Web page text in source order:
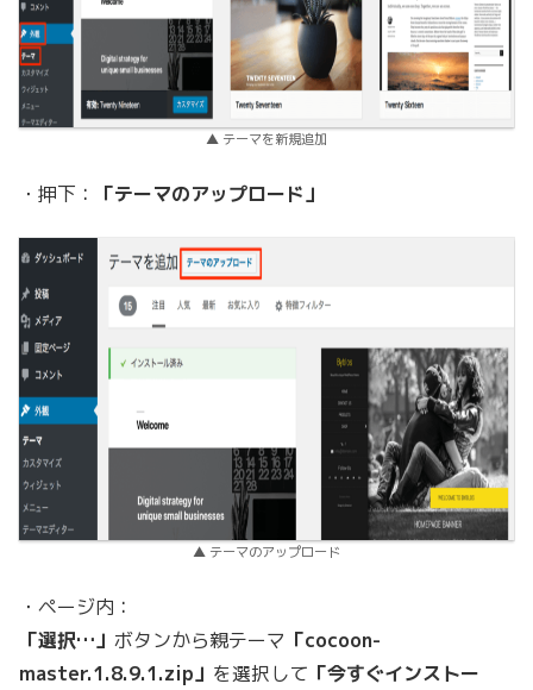
▲ テーマを新規追加
・押下： 「テーマのアップロード」
▲ テーマのアップロード
・ページ内：
「選択…」 ボタンから親テーマ 「cocoon-
master.1.8.9.1.zip」 を選択して 「今すぐインストー